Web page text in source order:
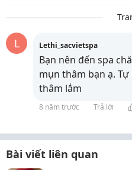
L Lethi_sacvietspa
Bạn nên đến spa
mụn thâm bạn ạ.
thâm lắm
8 năm trước Trả lời
Bài viết liên quan